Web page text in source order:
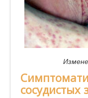
сосудистых